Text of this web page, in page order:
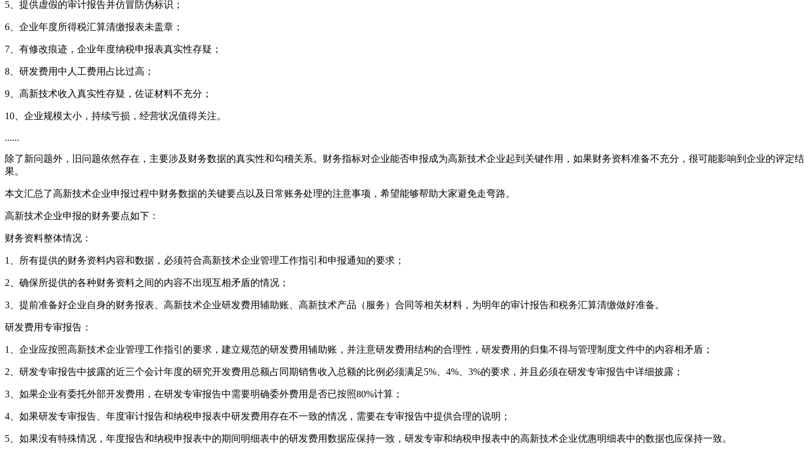
5、提供虚假的审计报告并仿冒防伪标识；
6、企业年度所得税汇算清缴报表未盖章；
7、有修改痕迹，企业年度纳税申报表真实性存疑；
8、研发费用中人工费用占比过高；
9、高新技术收入真实性存疑，佐证材料不充分；
10、企业规模太小，持续亏损，经营状况值得关注。
......
除了新问题外，旧问题依然存在，主要涉及财务数据的真实性和勾稽关系。财务指标对企业能否申报成为高新技术企业起到关键作用，如果财务资料准备不充分，很可能影响到企业的评定结
果。
本文汇总了高新技术企业申报过程中财务数据的关键要点以及日常账务处理的注意事项，希望能够帮助大家避免走弯路。
高新技术企业申报的财务要点如下：
财务资料整体情况：
1、所有提供的财务资料内容和数据，必须符合高新技术企业管理工作指引和申报通知的要求；
2、确保所提供的各种财务资料之间的内容不出现互相矛盾的情况；
3、提前准备好企业自身的财务报表、高新技术企业研发费用辅助账、高新技术产品（服务）合同等相关材料，为明年的审计报告和税务汇算清缴做好准备。
研发费用专审报告：
1、企业应按照高新技术企业管理工作指引的要求，建立规范的研发费用辅助账，并注意研发费用结构的合理性，研发费用的归集不得与管理制度文件中的内容相矛盾；
2、研发专审报告中披露的近三个会计年度的研究开发费用总额占同期销售收入总额的比例必须满足5%、4%、3%的要求，并且必须在研发专审报告中详细披露；
3、如果企业有委托外部开发费用，在研发专审报告中需要明确委外费用是否已按照80%计算；
4、如果研发专审报告、年度审计报告和纳税申报表中研发费用存在不一致的情况，需要在专审报告中提供合理的说明；
5、如果没有特殊情况，年度报告和纳税申报表中的期间明细表中的研发费用数据应保持一致，研发专审和纳税申报表中的高新技术企业优惠明细表中的数据也应保持一致。